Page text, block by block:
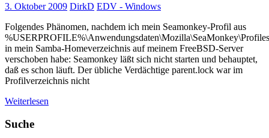
3. Oktober 2009 DirkD EDV - Windows
Folgendes Phänomen, nachdem ich mein Seamonkey-Profil aus
in mein Samba-Homeverzeichnis auf meinem FreeBSD-Server
verschoben habe: Seamonkey läßt sich nicht starten und behauptet,
daß es schon läuft. Der übliche Verdächtige parent.lock war im
Profilverzeichnis nicht
Weiterlesen
Suche